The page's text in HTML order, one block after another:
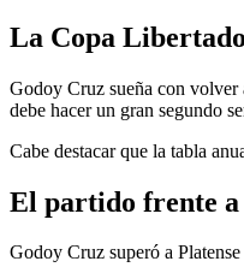
La Copa
Godoy Cruz sueña con volver
debe hacer un gran segundo
Cabe destacar que la tabla
El partido frente a
Godoy Cruz superó a